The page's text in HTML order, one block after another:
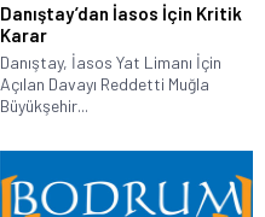
Danıştay’dan İasos İçin Kritik
Karar
Danıştay, İasos Yat Limanı İçin
Açılan Davayı Reddetti Muğla
Büyükşehir...